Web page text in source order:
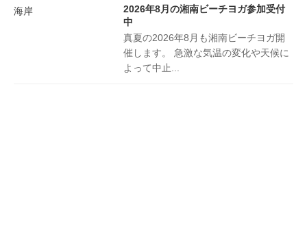
2026年8月の湘南ビーチヨガ参加受付
中
真夏の2026年8月も湘南ビーチヨガ開
催します。 急激な気温の変化や天候に
よって中止...